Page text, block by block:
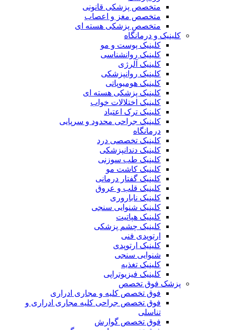
متخصص پزشکی قانونی
متخصص مغز و اعصاب
متخصص پزشکی هسته ای
کلینیک و درمانگاه
کلینیک پوست و مو
کلینیک روانشناسی
کلینیک آلرژی
کلینیک روانپزشکی
کلینیک هومیوپاتی
کلینیک پزشکی هسته ای
کلینیک اختلالات خواب
کلینیک ترک اعتیاد
کلینیک جراحی محدود و سرپایی
کلینیک تخصصی درد
کلینیک دندانپزشکی
کلینیک طب سوزنی
کلینیک کاشت مو
کلینیک گفتار درمانی
کلینیک قلب و عروق
کلینیک ناباروری
کلینیک شنوایی سنجی
کلینیک هپاتیت
کلینیک چشم پزشکی
ارتوپدی فنی
کلینیک ارتوپدی
شنوایی سنجی
کلینیک تغذیه
کلینیک فیزیوتراپی
پزشک فوق تخصص
فوق تخصص کلیه و مجاری ادراری
فوق تخصص جراحی کلیه مجاری ادراری و
فوق تخصص گوارش